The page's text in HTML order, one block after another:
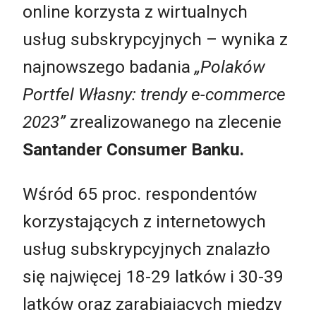
online korzysta z wirtualnych
usług subskrypcyjnych – wynika z
najnowszego badania „Polaków
Portfel Własny: trendy e-commerce
2023”zrealizowanego na zlecenie
Santander Consumer Banku.
Wśród 65 proc. respondentów
korzystających z internetowych
usług subskrypcyjnych znalazło
się najwięcej 18-29 latków i 30-39
latków oraz zarabiających między